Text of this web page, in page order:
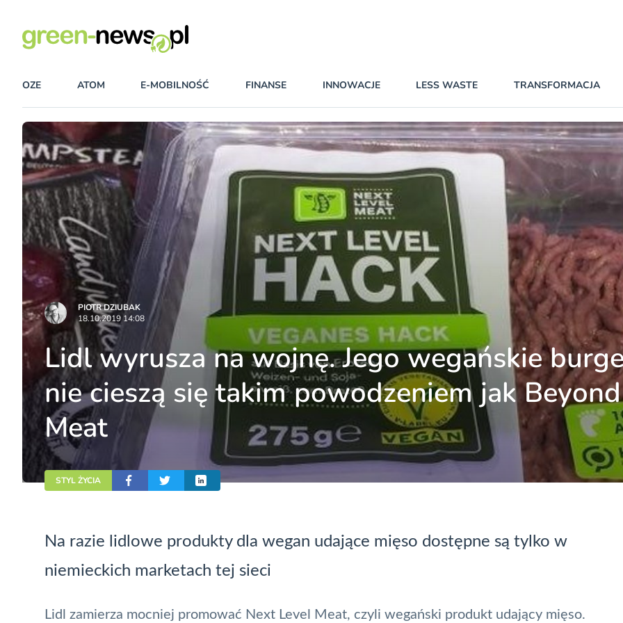
OZE ATOM E-MOBILNOŚĆ FINANSE INNOWACJE LESS WASTE TRANSFORMACJA
PIOTR DZIUBAK
18.10.2019 14:08
Lidl wyrusza na wojnę. Jego wegańskie
nie cieszą się takim powodzeniem jak Beyond
Meat
STYL ŻYCIA
Na razie lidlowe produkty dla wegan udające mięso dostępne są tylko w
niemieckich marketach tej sieci
Lidl zamierza mocniej promować Next Level Meat, czyli wegański produkt udający mięso.